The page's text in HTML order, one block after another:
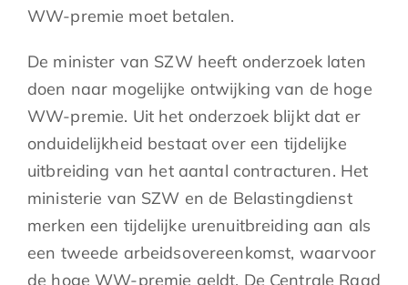
WW-premie moet betalen.
De minister van SZW heeft onderzoek laten
doen naar mogelijke ontwijking van de hoge
WW-premie. Uit het onderzoek blijkt dat er
onduidelijkheid bestaat over een tijdelijke
uitbreiding van het aantal contracturen. Het
ministerie van SZW en de Belastingdienst
merken een tijdelijke urenuitbreiding aan als
een tweede arbeidsovereenkomst, waarvoor
de hoge WW-premie geldt. De Centrale Raad